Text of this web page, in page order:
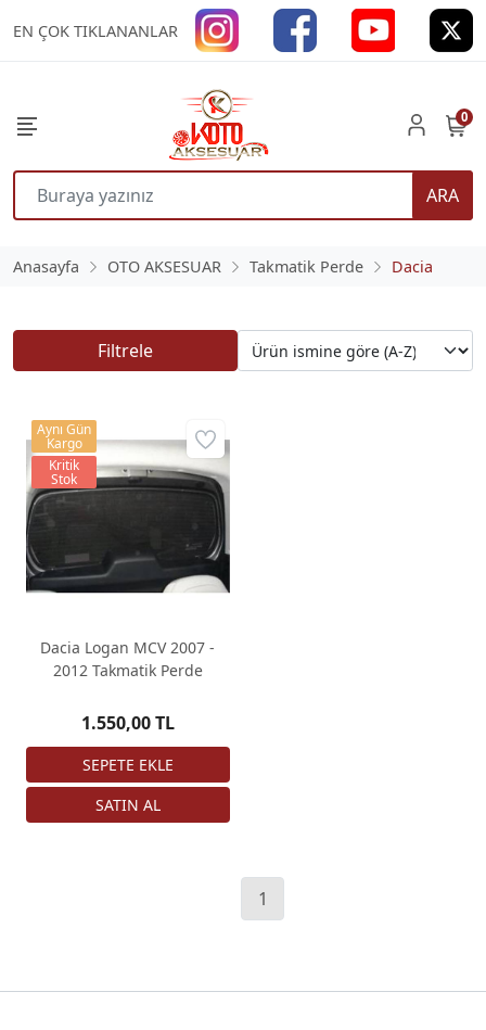
EN ÇOK TIKLANANLAR
ARA
0
Anasayfa OTO AKSESUAR Takmatik Perde Dacia
Filtrele
Dacia Logan MCV 2007 -
2012 Takmatik Perde
1.550,00 TL
Aynı Gün
Kargo
Kritik
Stok
1